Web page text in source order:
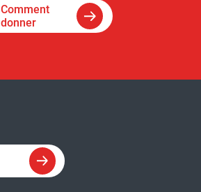
Comment
donner